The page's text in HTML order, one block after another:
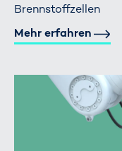
Brennstoffzellen
Mehr erfahren